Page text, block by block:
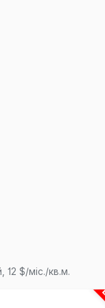
12 $/міс./кв.м.